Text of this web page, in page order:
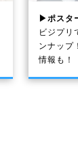
▶ポスタ
ビジプリ
ンナップ
情報も！